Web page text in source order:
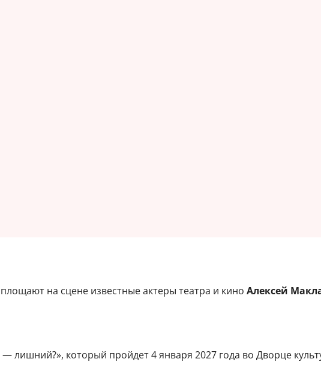
на сцене известные актеры театра и кино Алексей
лишний?», который пройдет 4 января 2027 года во Дворце